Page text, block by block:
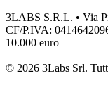
3LABS S.R.L. • Via
CF/P.IVA:
10.000 euro
© 2026 3Labs Srl.